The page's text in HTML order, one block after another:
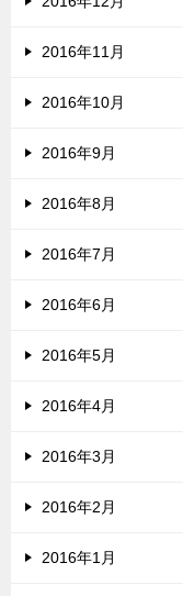
2016年11月
2016年10月
2016年9月
2016年8月
2016年7月
2016年6月
2016年5月
2016年4月
2016年3月
2016年2月
2016年1月